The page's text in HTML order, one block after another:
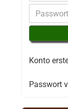
Konto
Passwort